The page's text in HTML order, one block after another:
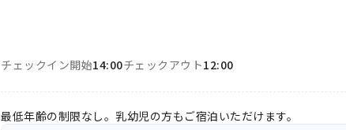
チェックイン開始14:00チェックアウト12:00
最低年齢の制限なし。乳幼児の方もご宿泊いただけます。